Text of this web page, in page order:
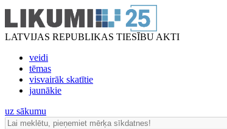
LATVIJAS REPUBLIKAS TIESĪBU AKTI
veidi
tēmas
visvairāk skatītie
jaunākie
uz sākumu